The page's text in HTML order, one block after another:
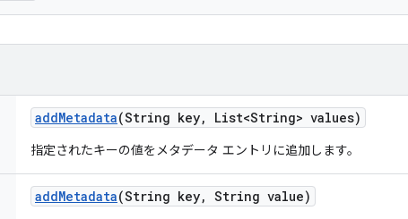
addMetadata(String key, List<String> values)
指定されたキーの値をメタデータ エントリに追加します。
addMetadata(String key, String value)